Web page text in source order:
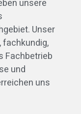
unsere
Unser
Fachbetrieb
und
uns